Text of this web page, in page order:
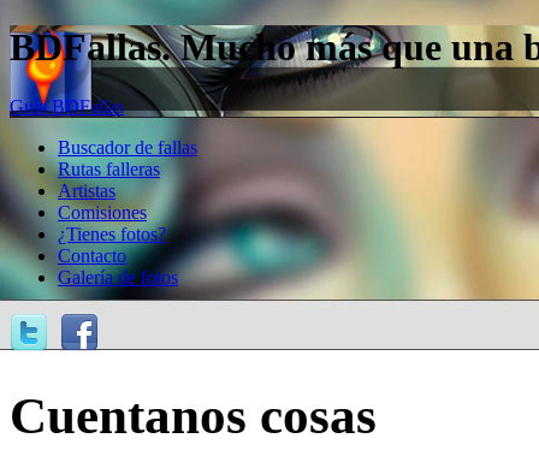
BDFallas. Mucho más que una
Guía BDFallas
Buscador de fallas
Rutas falleras
Artistas
Comisiones
¿Tienes fotos?
Contacto
Galería de fotos
Cuentanos cosas